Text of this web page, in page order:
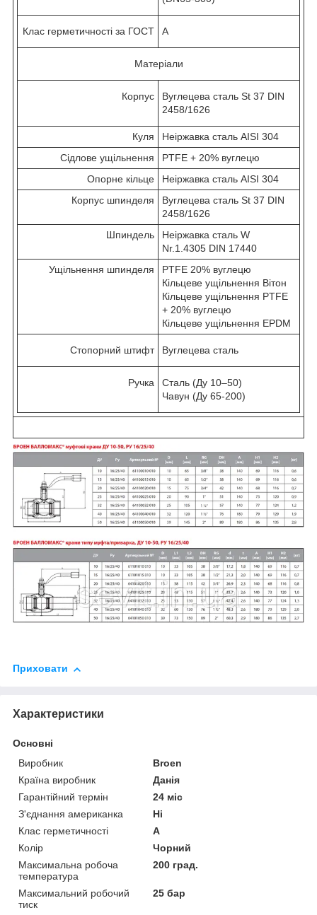
Клас герметичності за ГОСТ А
Матеріали
Корпус
Вуглецева сталь St 37 DIN
2458/1626
Куля
Неіржавка сталь AISI 304
Сідлове ущільнення
PTFE + 20% вуглецю
Опорне кільце
Неіржавка сталь AISI 304
Корпус шпинделя
Вуглецева сталь St 37 DIN
2458/1626
Шпиндель
Неіржавка сталь W
Nr.1.4305 DIN 17440
Ущільнення шпинделя
PTFE 20% вуглецю
Кільцеве ущільнення Вітон
Кільцеве ущільнення PTFE
+ 20% вуглецю
Кільцеве ущільнення EPDM
Стопорний штифт Вуглецева сталь
Ручка
Сталь (Ду 10–50)
Чавун (Ду 65-200)
Приховати
Характеристики
Основні
Виробник
Broen
Країна виробник
Данія
Гарантійний термін
24 міс
З'єднання американка
Ні
Клас герметичності
А
Колір
Чорний
Максимальна робоча
температура
200 град.
Максимальний робочий
тиск
25 бар